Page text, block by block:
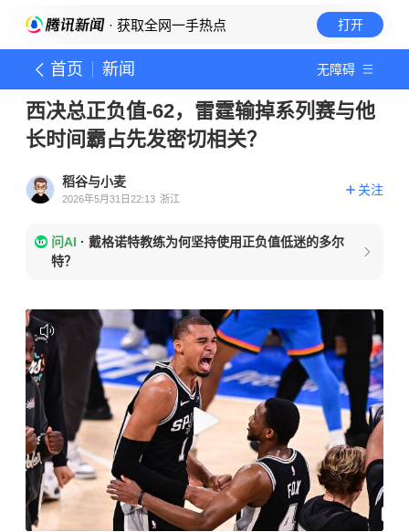
· 获取全网一手热点 打开
首页 新闻 无障碍
西决总正负值-62，雷霆输掉系列赛与他
长时间霸占先发密切相关？
稻谷与小麦
2026年5月31日22:13 浙江
关注
问AI · 戴格诺特教练为何坚持使用正负值低迷的多尔
特？